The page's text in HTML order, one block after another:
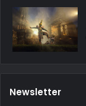
Newsletter